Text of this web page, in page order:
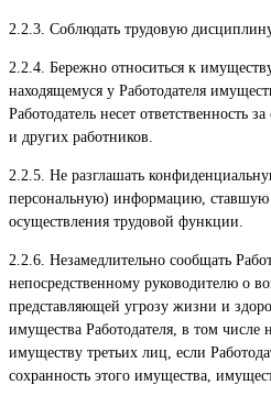
2.2.3. Соблюдать трудовую
2.2.4. Бережно относиться к
находящемуся у Работодателя
Работодатель несет ответственность
и других работников.
2.2.5. Не разглашать
персональную) информацию, ставшую
осуществления трудовой функции.
2.2.6. Незамедлительно сообщать
непосредственному руководителю о
представляющей угрозу жизни и
имущества Работодателя, в том числе
имуществу третьих лиц, если
сохранность этого имущества,